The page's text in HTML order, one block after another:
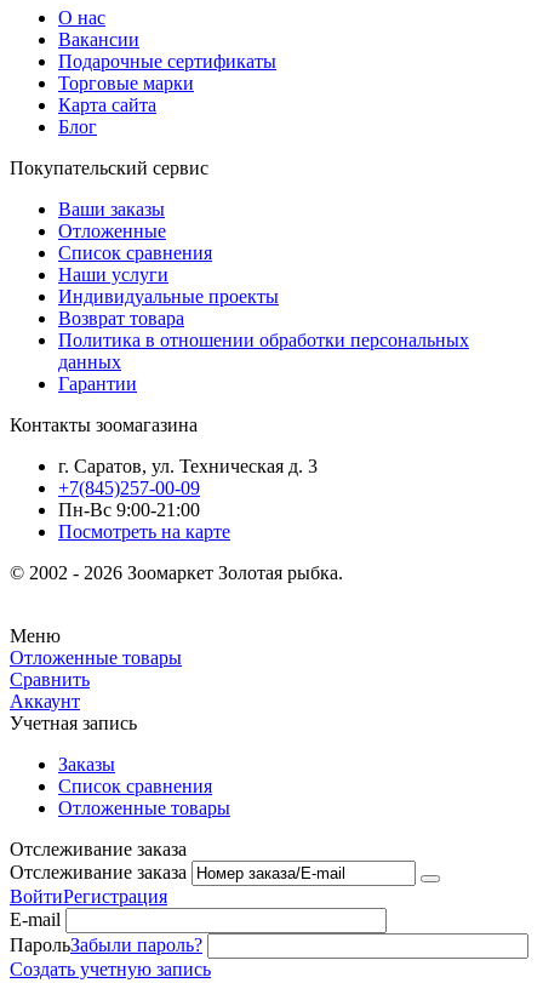
О нас
Вакансии
Подарочные сертификаты
Торговые марки
Карта сайта
Блог
Покупательский сервис
Ваши заказы
Отложенные
Список сравнения
Наши услуги
Индивидуальные проекты
Возврат товара
Политика в отношении обработки персональных
данных
Гарантии
Контакты зоомагазина
г. Саратов, ул. Техническая д. 3
+7(845)257-00-09
Пн-Вс 9:00-21:00
Посмотреть на карте
© 2002 - 2026 Зоомаркет Золотая рыбка.
Меню
Отложенные товары
Сравнить
Аккаунт
Учетная запись
Заказы
Список сравнения
Отложенные товары
Отслеживание заказа
Отслеживание заказа
ВойтиРегистрация
E-mail
ПарольЗабыли пароль?
Создать учетную запись